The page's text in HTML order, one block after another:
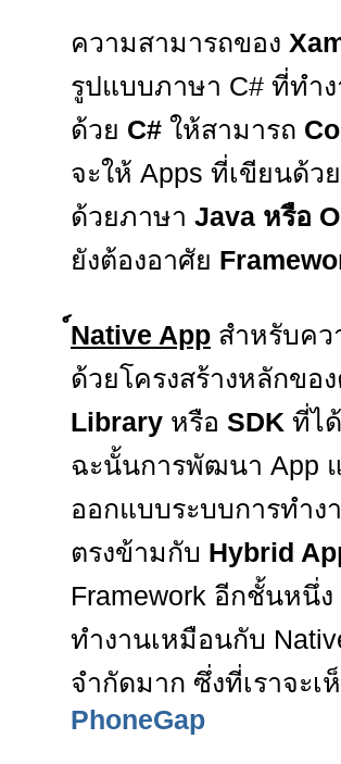
ความสามารถของ
รูปแบบภาษา C# ที่ทำ
ด้วย C# ให้สามารถ
จะให้ Apps ที่เขียนด้ว
ด้วยภาษา Java หรือ
ยังต้องอาศัย
์Native App สำหรับค
ด้วยโครงสร้างหลักขอ
Library หรือ SDK ที่ไ
ฉะนั้นการพัฒนา App
ออกแบบระบบการทำง
ตรงข้ามกับ Hybrid
Framework อีกชั้นหนึ่
ทำงานเหมือนกับ
จำกัดมาก ซึ่งที่เราจะ
PhoneGap